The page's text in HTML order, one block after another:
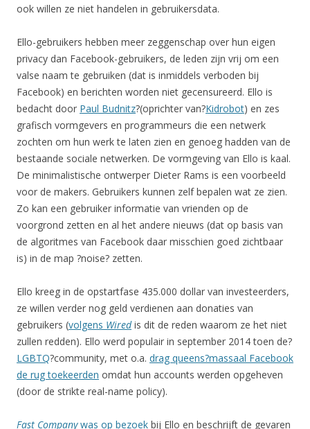
ook willen ze niet handelen in gebruikersdata.
Ello-gebruikers hebben meer zeggenschap over hun eigen
privacy dan Facebook-gebruikers, de leden zijn vrij om een
valse naam te gebruiken (dat is inmiddels verboden bij
Facebook) en berichten worden niet gecensureerd. Ello is
bedacht door Paul Budnitz?(oprichter van?Kidrobot) en zes
grafisch vormgevers en programmeurs die een netwerk
zochten om hun werk te laten zien en genoeg hadden van de
bestaande sociale netwerken. De vormgeving van Ello is kaal.
De minimalistische ontwerper Dieter Rams is een voorbeeld
voor de makers. Gebruikers kunnen zelf bepalen wat ze zien.
Zo kan een gebruiker informatie van vrienden op de
voorgrond zetten en al het andere nieuws (dat op basis van
de algoritmes van Facebook daar misschien goed zichtbaar
is) in de map ?noise? zetten.
Ello kreeg in de opstartfase 435.000 dollar van investeerders,
ze willen verder nog geld verdienen aan donaties van
gebruikers (volgens Wiredis dit de reden waarom ze het niet
zullen redden). Ello werd populair in september 2014 toen de?
LGBTQ?community, met o.a. drag queens?massaal Facebook
de rug toekeerden omdat hun accounts werden opgeheven
(door de strikte real-name policy).
Fast Companywas op bezoek bij Ello en beschrijft de gevaren